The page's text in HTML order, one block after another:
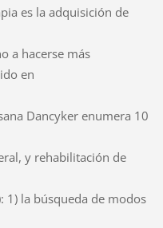
es la adquisición de
a hacerse más
en
Dancyker enumera 10
y rehabilitación de
1) la búsqueda de modos